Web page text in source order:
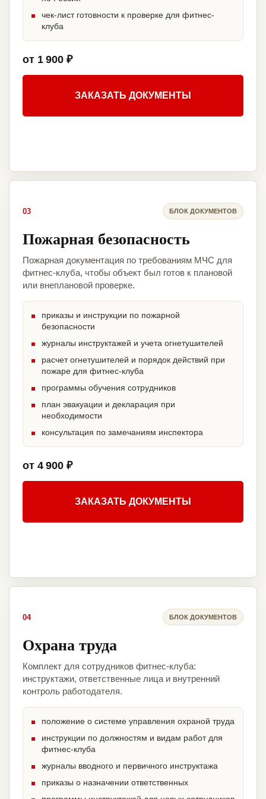
чек-лист готовности к проверке для фитнес-
клуба
от 1 900 ₽
ЗАКАЗАТЬ ДОКУМЕНТЫ
03 БЛОК ДОКУМЕНТОВ
Пожарная безопасность
Пожарная документация по требованиям МЧС для
фитнес-клуба, чтобы объект был готов к плановой
или внеплановой проверке.
приказы и инструкции по пожарной
безопасности
журналы инструктажей и учета огнетушителей
расчет огнетушителей и порядок действий при
пожаре для фитнес-клуба
программы обучения сотрудников
план эвакуации и декларация при
необходимости
консультация по замечаниям инспектора
от 4 900 ₽
ЗАКАЗАТЬ ДОКУМЕНТЫ
04 БЛОК ДОКУМЕНТОВ
Охрана труда
Комплект для сотрудников фитнес-клуба:
инструктажи, ответственные лица и внутренний
контроль работодателя.
положение о системе управления охраной труда
инструкции по должностям и видам работ для
фитнес-клуба
журналы вводного и первичного инструктажа
приказы о назначении ответственных